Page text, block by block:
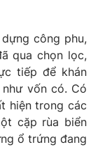
công phu,
qua chọn lọc,
tiếp để khán
vốn có. Có
hiện trong các
cặp rùa biển
ổ trứng đang